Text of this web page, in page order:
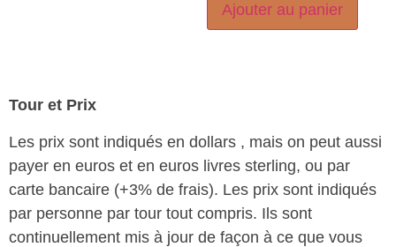
Ajouter au panier
Tour et Prix
Les prix sont indiqués en dollars , mais on peut aussi
payer en euros et en euros livres sterling, ou par
carte bancaire (+3% de frais). Les prix sont indiqués
par personne par tour tout compris. Ils sont
continuellement mis à jour de façon à ce que vous